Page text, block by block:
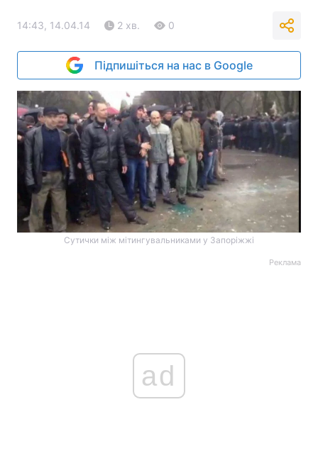
14:43, 14.04.14 2 хв. 0
Підпишіться на нас в Google
Сутички між мітингувальниками у Запоріжжі
Реклама
ad